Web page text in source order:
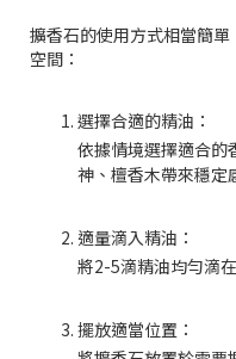
擴香石的使用方式相當簡
空間：
選擇合適的精油：
依據情境選擇適合的
神、檀香木帶來穩定
適量滴入精油：
將2-5滴精油均勻滴
擺放適當位置：